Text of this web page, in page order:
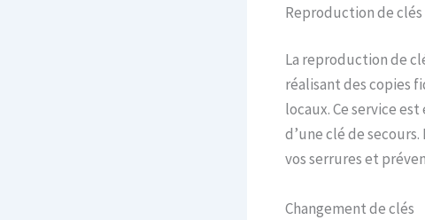
Reproduction de clés
La reproduction de
réalisant des copies
locaux. Ce service
d’une clé de
vos serrures et
Changement de clés